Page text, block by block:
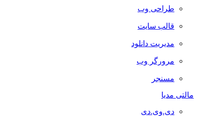
طراحی وب
قالب سایت
مدیریت دانلود
مرورگر وب
مسنجر
مالتی مدیا
دی.وی.دی